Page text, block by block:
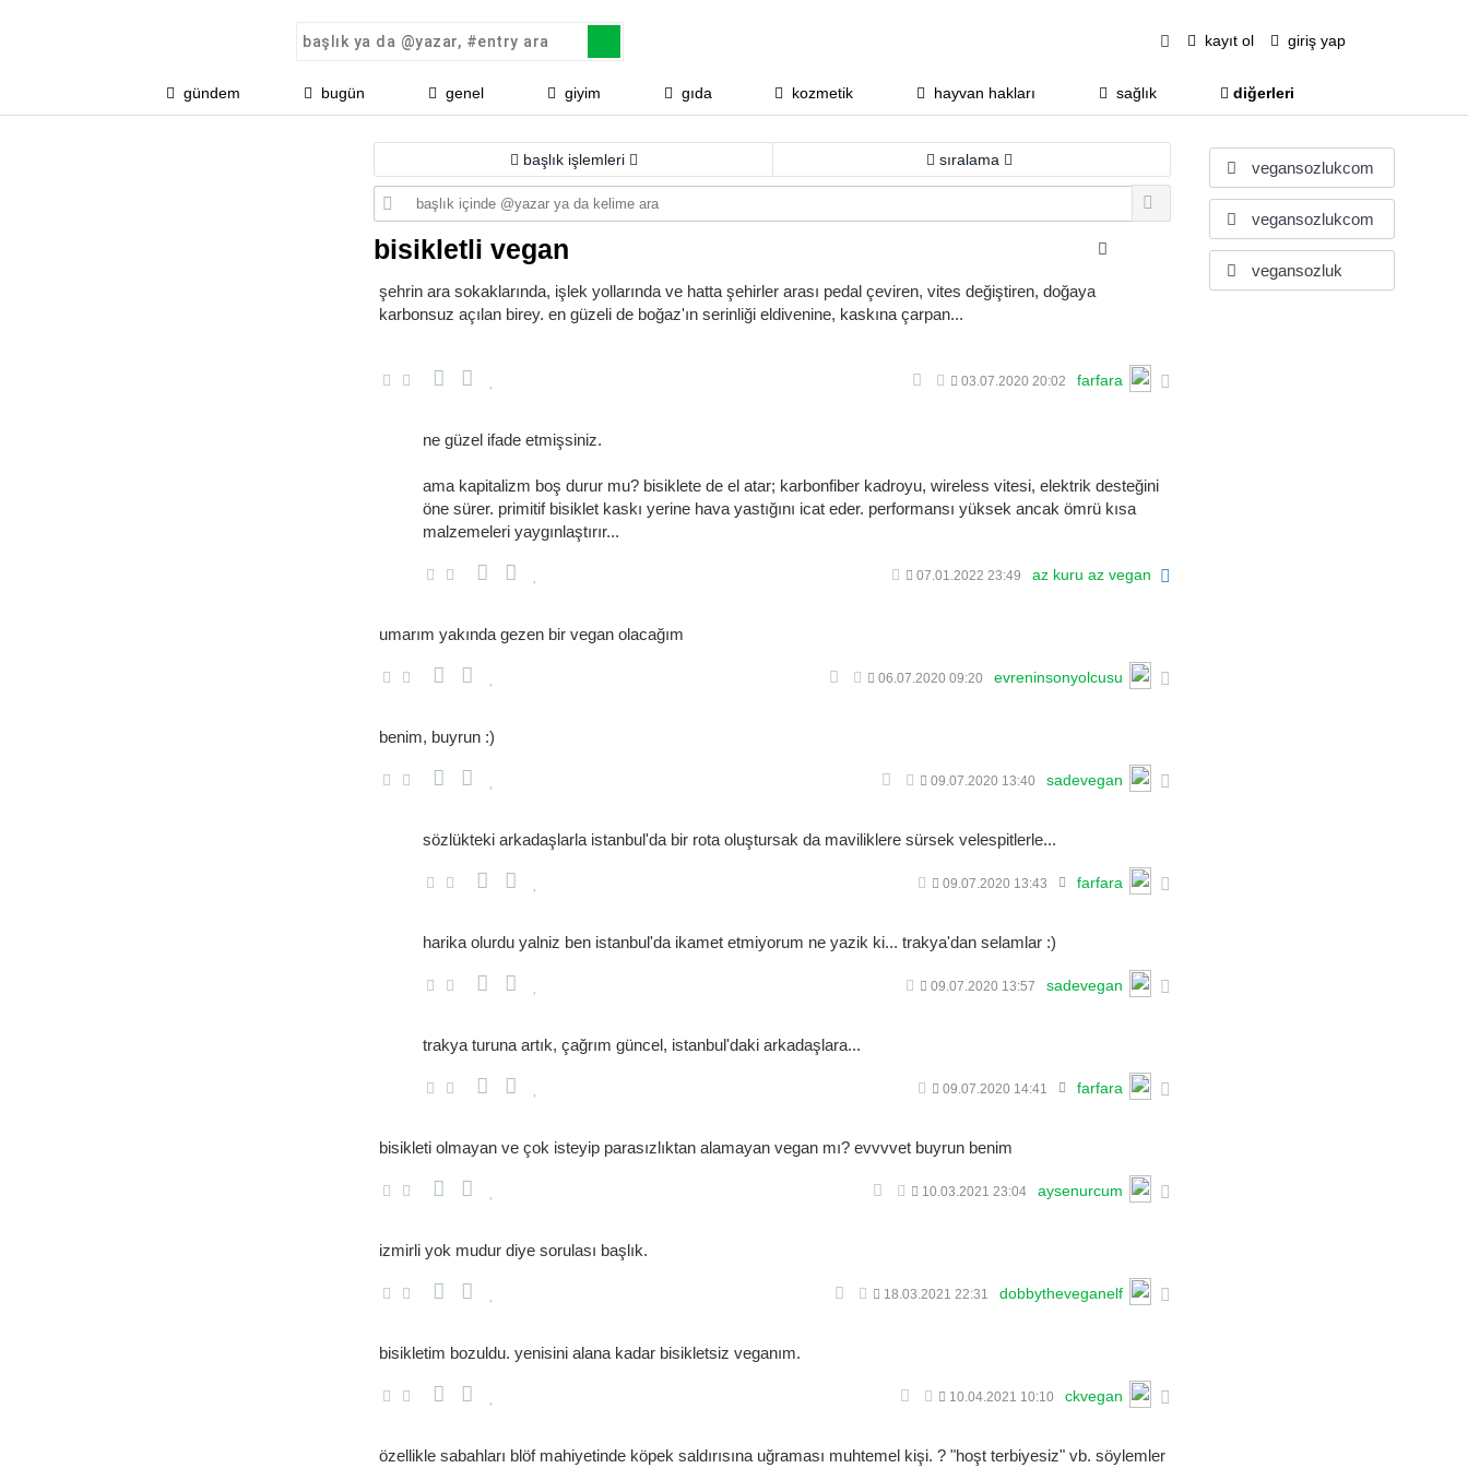
kayıt ol giriş yap
gündem bugün genel giyim gıda kozmetik hayvan hakları sağlık diğerleri
başlık işlemleri sıralama
bisikletli vegan
şehrin ara sokaklarında, işlek yollarında ve hatta şehirler arası pedal çeviren, vites değiştiren, doğaya
karbonsuz açılan birey. en güzeli de boğaz'ın serinliği eldivenine, kaskına çarpan...
03.07.2020 20:02 farfara
ne güzel ifade etmişsiniz.
ama kapitalizm boş durur mu? bisiklete de el atar; karbonfiber kadroyu, wireless vitesi, elektrik desteğini
öne sürer. primitif bisiklet kaskı yerine hava yastığını icat eder. performansı yüksek ancak ömrü kısa
malzemeleri yaygınlaştırır...
07.01.2022 23:49 az kuru az vegan
umarım yakında gezen bir vegan olacağım
06.07.2020 09:20 evreninsonyolcusu
benim, buyrun :)
09.07.2020 13:40 sadevegan
sözlükteki arkadaşlarla istanbul'da bir rota oluştursak da maviliklere sürsek velespitlerle...
09.07.2020 13:43 farfara
harika olurdu yalniz ben istanbul'da ikamet etmiyorum ne yazik ki... trakya'dan selamlar :)
09.07.2020 13:57 sadevegan
trakya turuna artık, çağrım güncel, istanbul'daki arkadaşlara...
09.07.2020 14:41 farfara
bisikleti olmayan ve çok isteyip parasızlıktan alamayan vegan mı? evvvvet buyrun benim
10.03.2021 23:04 aysenurcum
i̇zmirli yok mudur diye sorulası başlık.
18.03.2021 22:31 dobbytheveganelf
bisikletim bozuldu. yenisini alana kadar bisikletsiz veganım.
10.04.2021 10:10 ckvegan
özellikle sabahları blöf mahiyetinde köpek saldırısına uğraması muhtemel kişi. ? "hoşt terbiyesiz" vb. söylemler
vegansozlukcom
vegansozlukcom
vegansozluk